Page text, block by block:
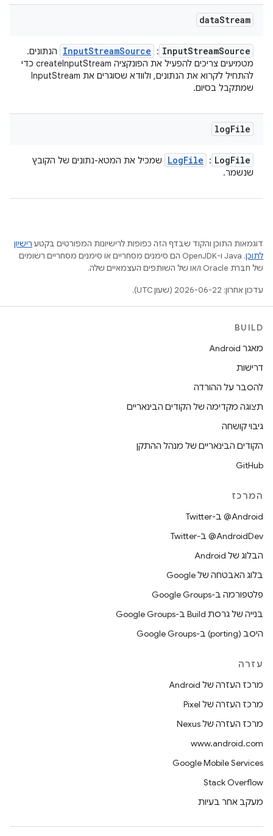
dataStream
InputStreamSource
:
InputStreamSource
הנתונים.
מטמיעים צריכים להפעיל את הפונקציה createInputStream כדי
להתחיל לקרוא את הנתונים, ולוודא שסוגרים את InputStream
שמתקבל בסיום.
logFile
LogFile
:
LogFile
שמכיל את המטא-נתונים של הקובץ
שנשמר.
דוגמאות התוכן והקוד שבדף הזה כפופות לרישיונות המפורטים בקטע רישיון
לתוכן
.‏ Java ו-OpenJDK הם סימנים מסחריים או סימנים מסחריים רשומים
של חברת Oracle ו/או של השותפים העצמאיים שלה.
עדכון אחרון: 2026-06-22 (שעון UTC).
BUILD
מאגר Android
דרישות
להסבר על ההורדה
תצוגה מקדימה של הקודים הבינאריים
גיבוי קושחה
הקודים הבינאריים של מנהל ההתקן
GitHub
המרכז
‎@Android ב-Twitter
‎@AndroidDev ב-Twitter
הבלוג של Android
בלוג האבטחה של Google
פלטפורמה ב-Google Groups
בנייה של גרסת Build ב-Google Groups
היסב (porting) ב-Google Groups
עזרה
מרכז העזרה של Android
מרכז העזרה של Pixel
מרכז העזרה של Nexus
www.android.com
Google Mobile Services
Stack Overflow
מעקב אחר בעיות